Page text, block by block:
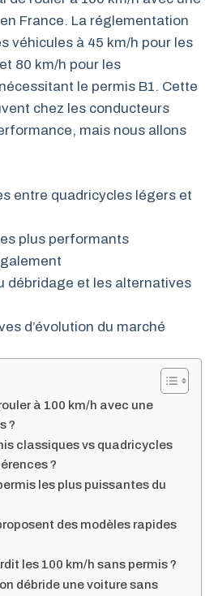
France. La réglementation
véhicules à 45 km/h pour les
80 km/h pour les
le permis B1. Cette
chez les conducteurs
mais nous allons
entre quadricycles légers et
plus performants
débridage et les alternatives
d’évolution du marché
à 100 km/h avec une
?
classiques vs quadricycles
?
les plus puissantes du
des modèles rapides
les 100 km/h sans permis ?
débride une voiture sans